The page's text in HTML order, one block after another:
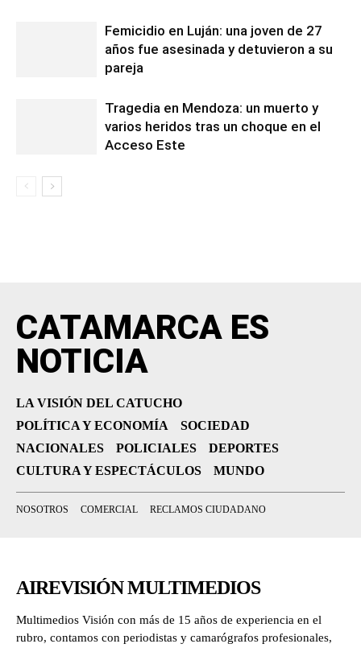
Femicidio en Luján: una joven de 27
años fue asesinada y detuvieron a su
pareja
Tragedia en Mendoza: un muerto y
varios heridos tras un choque en el
Acceso Este
CATAMARCA ES
NOTICIA
LA VISIÓN DEL CATUCHO
POLÍTICA Y ECONOMÍA
SOCIEDAD
NACIONALES
POLICIALES
DEPORTES
CULTURA Y ESPECTÁCULOS
MUNDO
NOSOTROS COMERCIAL RECLAMOS CIUDADANO
AIREVISIÓN MULTIMEDIOS
Multimedios Visión con más de 15 años de experiencia en el
rubro, contamos con periodistas y camarógrafos profesionales,